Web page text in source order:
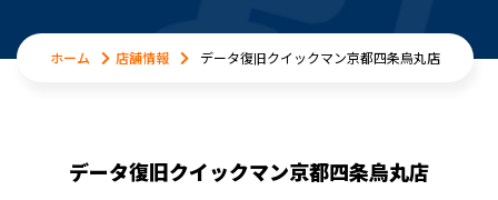
ホーム 店舗情報 データ復旧クイックマン京都四条烏丸店
データ復旧クイックマン京都四条烏丸店